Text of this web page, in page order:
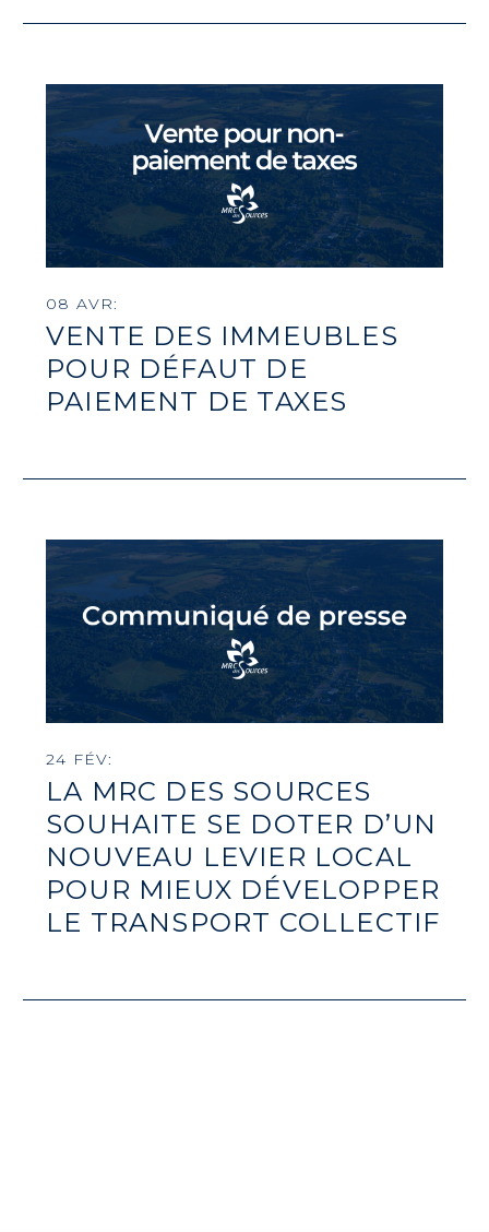
08 AVR:
VENTE DES IMMEUBLES
POUR DÉFAUT DE
PAIEMENT DE TAXES
24 FÉV:
LA MRC DES SOURCES
SOUHAITE SE DOTER D’UN
NOUVEAU LEVIER LOCAL
POUR MIEUX DÉVELOPPER
LE TRANSPORT COLLECTIF